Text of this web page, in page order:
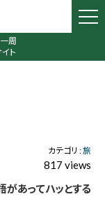
周
ト
カテゴリ :旅
817 views
あってハッとする